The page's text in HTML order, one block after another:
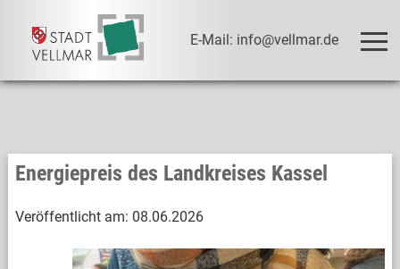
E-Mail: info@vellmar.de
Energiepreis des Landkreises Kassel
Veröffentlicht am: 08.06.2026